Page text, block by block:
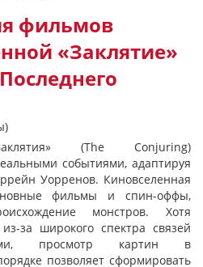
фильмов
«Заклятие»
(The Conjuring)
событиями, адаптируя
Уорренов. Киновселенная
фильмы и спин-оффы,
монстров. Хотя
за широкого спектра связей
просмотр картин в
позволяет сформировать